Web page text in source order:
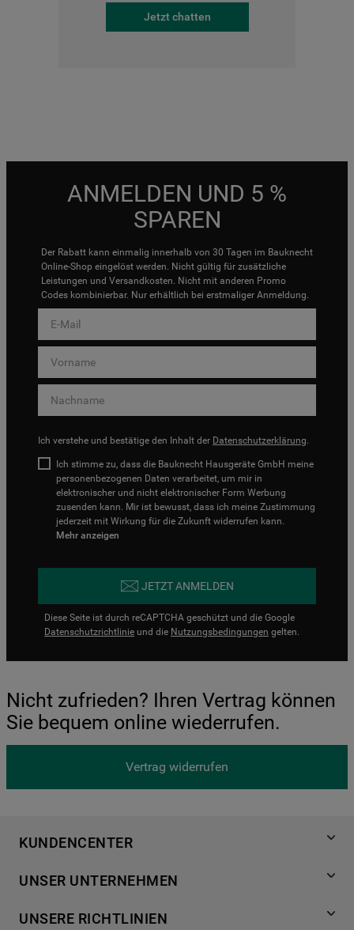
Jetzt chatten
ANMELDEN UND 5 %
SPAREN
Der Rabatt kann einmalig innerhalb von 30 Tagen im Bauknecht
Online-Shop eingelöst werden. Nicht gültig für zusätzliche
Leistungen und Versandkosten. Nicht mit anderen Promo
Codes kombinierbar. Nur erhältlich bei erstmaliger Anmeldung.
Ich verstehe und bestätige den Inhalt der Datenschutzerklärung.
Ich stimme zu, dass die Bauknecht Hausgeräte GmbH meine
personenbezogenen Daten verarbeitet, um mir in
elektronischer und nicht elektronischer Form Werbung
zusenden kann. Mir ist bewusst, dass ich meine Zustimmung
jederzeit mit Wirkung für die Zukunft widerrufen kann.
Mehr anzeigen
JETZT ANMELDEN
Diese Seite ist durch reCAPTCHA geschützt und die Google
Datenschutzrichtlinie und die Nutzungsbedingungen gelten.
Nicht zufrieden? Ihren Vertrag können
Sie bequem online wiederrufen.
Vertrag widerrufen
KUNDENCENTER
Händlersuche
Häufige Fragen
UNSER UNTERNEHMEN
Für Händler
UNSERE RICHTLINIEN